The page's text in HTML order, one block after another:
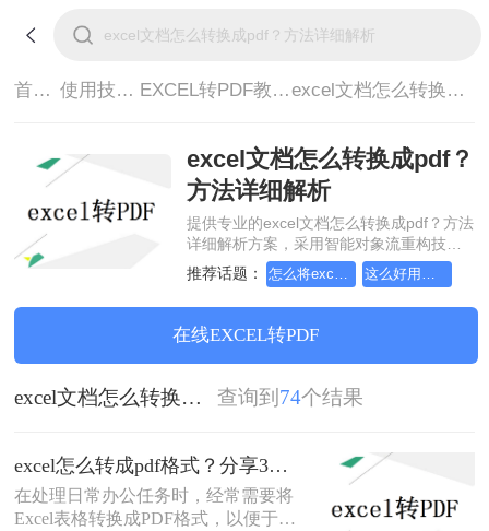
首页> 使用技巧> EXCEL转PDF教程> excel文档怎么转换成pdf？方法详细解析
excel文档怎么转换成pdf？
方法详细解析
提供专业的excel文档怎么转换成pdf？方法
详细解析方案，采用智能对象流重构技
术，确保文档1:1高保真还原且排版不乱
码。支持一键批量处理，全链路 SSL 加密
保障隐私安全。助您快速实现excel文档怎
么转换成pdf？方法详细解析，无需安装，
高效办公。
推荐话题：
在线EXCEL转PDF
excel文档怎么转换成pdf？方法详细解析 查询到 74个结果
excel怎么转成pdf格式？分享3个很好用的方法！
在处理日常办公任务时，经常需要将
Excel表格转换成PDF格式，以便于分